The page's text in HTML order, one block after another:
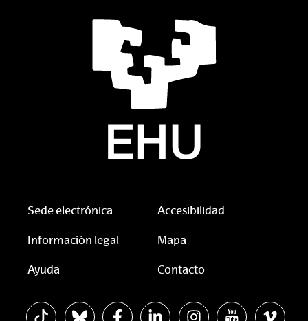
Sede electrónica Accesibilidad
Información legal Mapa
Ayuda Contacto